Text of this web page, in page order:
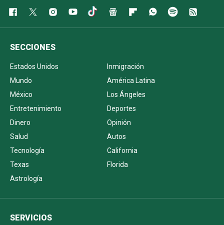
SECCIONES
Estados Unidos
Inmigración
Mundo
América Latina
México
Los Ángeles
Entretenimiento
Deportes
Dinero
Opinión
Salud
Autos
Tecnología
California
Texas
Florida
Astrología
SERVICIOS